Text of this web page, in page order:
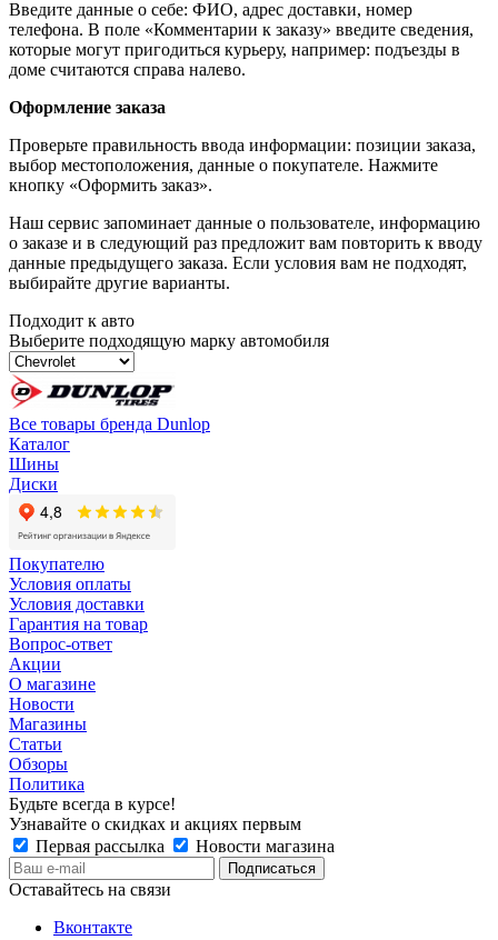
Введите данные о себе: ФИО, адрес доставки, номер
телефона. В поле «Комментарии к заказу» введите сведения,
которые могут пригодиться курьеру, например: подъезды в
доме считаются справа налево.
Оформление заказа
Проверьте правильность ввода информации: позиции заказа,
выбор местоположения, данные о покупателе. Нажмите
кнопку «Оформить заказ».
Наш сервис запоминает данные о пользователе, информацию
о заказе и в следующий раз предложит вам повторить к вводу
данные предыдущего заказа. Если условия вам не подходят,
выбирайте другие варианты.
Подходит к авто
Выберите подходящую марку автомобиля
Все товары бренда Dunlop
Каталог
Шины
Диски
Покупателю
Условия оплаты
Условия доставки
Гарантия на товар
Вопрос-ответ
Акции
О магазине
Новости
Магазины
Статьи
Обзоры
Политика
Будьте всегда в курсе!
Узнавайте о скидках и акциях первым
Первая рассылка
Новости магазина
Оставайтесь на связи
Вконтакте